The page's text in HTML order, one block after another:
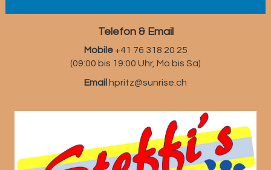
Telefon & Email
Mobile +41 76 318 20 25
(09:00 bis 19:00 Uhr, Mo bis Sa)
Email hpritz@sunrise.ch